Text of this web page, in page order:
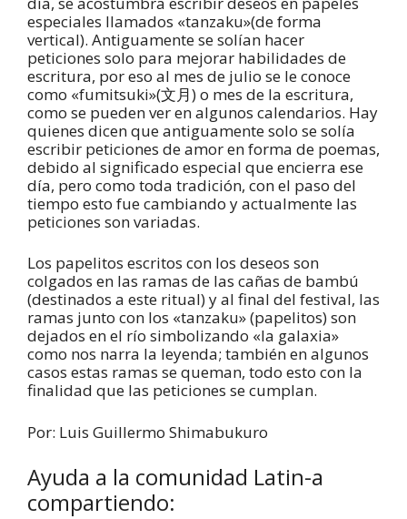
especiales llamados «tanzaku»(de forma
vertical). Antiguamente se solían hacer
peticiones solo para mejorar habilidades de
escritura, por eso al mes de julio se le conoce
como «fumitsuki»(文月) o mes de la escritura,
como se pueden ver en algunos calendarios. Hay
quienes dicen que antiguamente solo se solía
escribir peticiones de amor en forma de poemas,
debido al significado especial que encierra ese
día, pero como toda tradición, con el paso del
tiempo esto fue cambiando y actualmente las
peticiones son variadas.
Los papelitos escritos con los deseos son
colgados en las ramas de las cañas de bambú
(destinados a este ritual) y al final del festival, las
ramas junto con los «tanzaku» (papelitos) son
dejados en el río simbolizando «la galaxia»
como nos narra la leyenda; también en algunos
casos estas ramas se queman, todo esto con la
finalidad que las peticiones se cumplan.
Por: Luis Guillermo Shimabukuro
Ayuda a la comunidad Latin-a
compartiendo: